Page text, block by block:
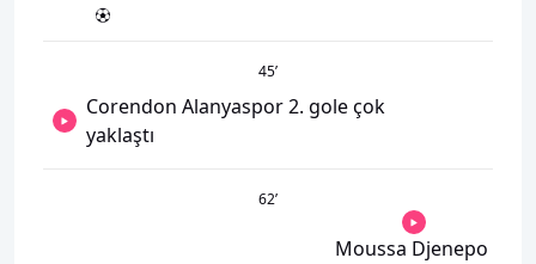
45’
Corendon Alanyaspor 2. gole çok
yaklaştı
62’
Moussa Djenepo